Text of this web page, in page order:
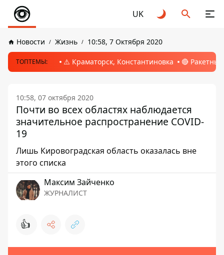
UK
Новости Жизнь 10:58, 7 Октября 2020
ТОПТЕМЫ: ⚠️ Краматорск, Константиновка 🔴
10:58, 07 октября 2020
Почти во всех областях наблюдается
значительное распространение COVID-
19
Лишь Кировоградская область оказалась вне
этого списка
Максим Зайченко
ЖУРНАЛИСТ
👍